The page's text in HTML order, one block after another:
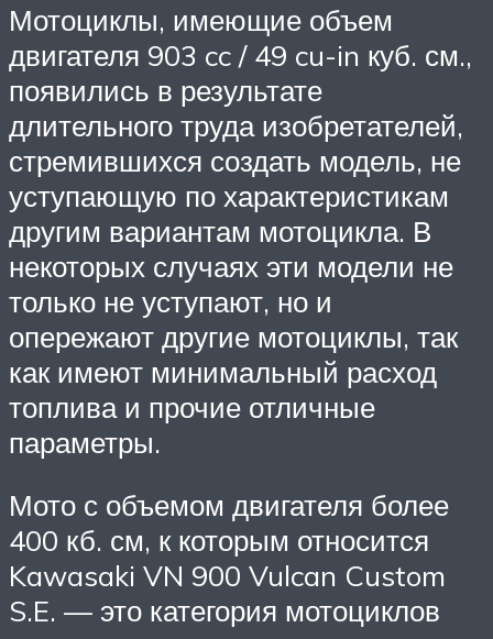
Мотоциклы, имеющие объем
двигателя 903 cc / 49 cu-in куб. см.,
появились в результате
длительного труда изобретателей,
стремившихся создать модель, не
уступающую по характеристикам
другим вариантам мотоцикла. В
некоторых случаях эти модели не
только не уступают, но и
опережают другие мотоциклы, так
как имеют минимальный расход
топлива и прочие отличные
параметры.
Мото с объемом двигателя более
400 кб. см, к которым относится
Kawasaki VN 900 Vulcan Custom
S.E. — это категория мотоциклов